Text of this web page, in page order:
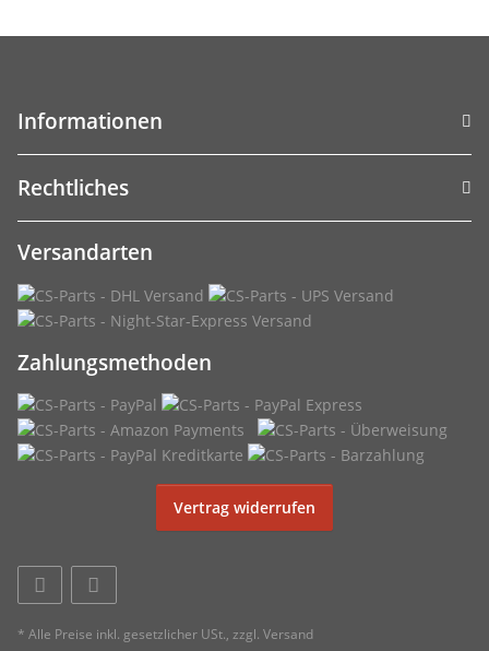
Informationen
Rechtliches
Versandarten
Zahlungsmethoden
Vertrag widerrufen
* Alle Preise inkl. gesetzlicher USt., zzgl. Versand